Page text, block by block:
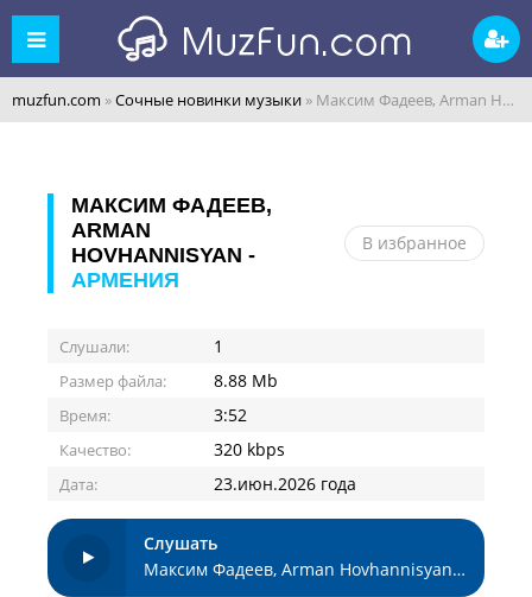
muzfun.com »Сочные новинки музыки » Максим Фадеев, Arman Hovhannisyan - Армения
МАКСИМ ФАДЕЕВ,
ARMAN
HOVHANNISYAN -
АРМЕНИЯ
В избранное
Слушали: 1
Размер файла: 8.88 Mb
Время: 3:52
Качество: 320 kbps
Дата: 23.июн.2026 года
Слушать
Максим Фадеев, Arman Hovhannisyan - Армения